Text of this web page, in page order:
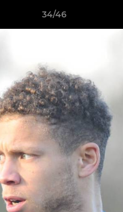
34/46